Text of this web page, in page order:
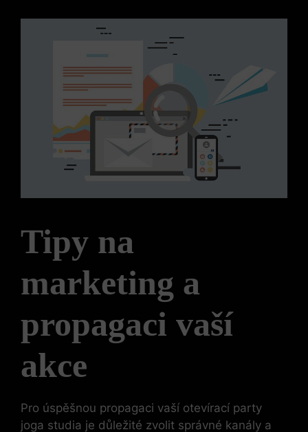
Tipy na
marketing a
propagaci vaší
akce
Pro úspěšnou propagaci vaší otevírací party
joga studia je důležité zvolit správné kanály a